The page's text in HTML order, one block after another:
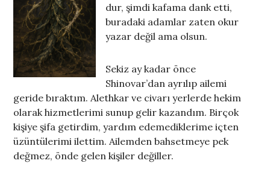
dur, şimdi kafama dank etti,
buradaki adamlar zaten okur
yazar değil ama olsun.
Sekiz ay kadar önce
Shinovar’dan ayrılıp ailemi
geride bıraktım. Alethkar ve civarı yerlerde hekim
olarak hizmetlerimi sunup gelir kazandım. Birçok
kişiye şifa getirdim, yardım edemediklerime içten
üzüntülerimi ilettim. Ailemden bahsetmeye pek
değmez, önde gelen kişiler değiller.